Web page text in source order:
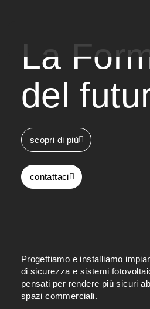
La
del
scopri di più
contattaci
Progettiamo e installiamo
di sicurezza e sistemi
pensati per rendere più sicuri
spazi commerciali.